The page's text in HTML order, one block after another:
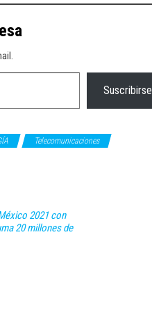
Suscribirse
Telecomunicaciones
2021 con
20 millones de